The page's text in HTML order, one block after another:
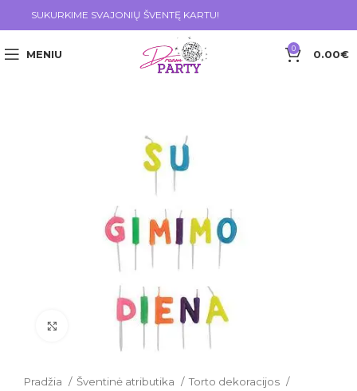
SUKURKIME SVAJONIŲ ŠVENTĘ KARTU!
MENIU 0 0.00€
Click to enlarge
Pradžia Šventinė atributika
Torto dekoracijos